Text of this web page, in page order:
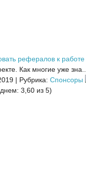
рефералов к работе
Как многие уже зна...
| Рубрика: Спонсоры
3,60 из 5)